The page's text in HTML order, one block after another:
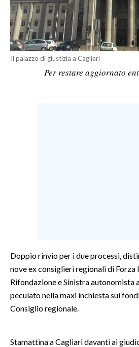
ECONOMIA
SERVIZI ALLE IMPRESE
LAVORO
CULTURA
SPETTACOLI
SALUTE
Il palazzo di giustizia a Cagliari
Per restare aggiornato
Doppio rinvio per i due processi,
nove ex consiglieri regionali di Forza
Rifondazione e Sinistra autonomista
peculato nella maxi inchiesta sui
Consiglio regionale.
Stamattina a Cagliari davanti ai